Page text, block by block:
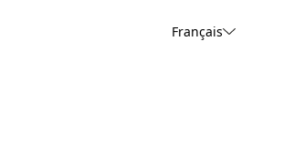
Français